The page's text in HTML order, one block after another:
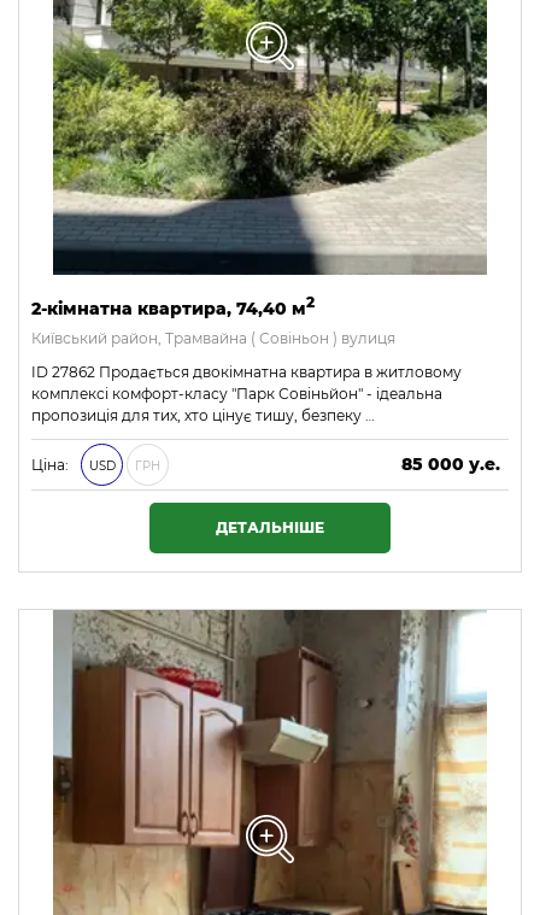
2-кімнатна квартира, 74,40 м2
Київський район, Трамвайна ( Совіньон ) вулиця
ID 27862 Продається двокімнатна квартира в житловому
комплексі комфорт-класу "Парк Совіньйон" - ідеальна
пропозиція для тих, хто цінує тишу, безпеку …
Ціна: USD ГРН
85 000 у.е.
3 655 000 ₴
ДЕТАЛЬНІШЕ